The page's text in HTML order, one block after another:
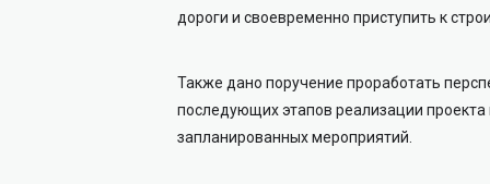
дороги и своевременно приступить к
Также дано поручение проработать
последующих этапов реализации
запланированных мероприятий.